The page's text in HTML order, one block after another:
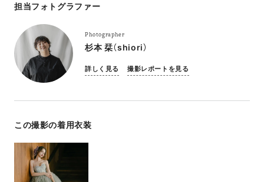
担当フォトグラファー
Photographer
杉本 栞（shiori）
詳しく見る 撮影レポートを見る
この撮影の着用衣装